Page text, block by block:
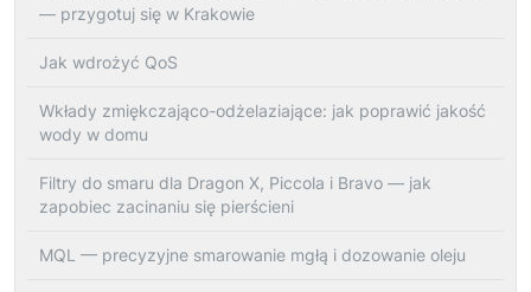
— przygotuj się w Krakowie
Jak wdrożyć QoS
Wkłady zmiękczająco-odżelaziające: jak poprawić jakość
wody w domu
Filtry do smaru dla Dragon X, Piccola i Bravo — jak
zapobiec zacinaniu się pierścieni
MQL — precyzyjne smarowanie mgłą i dozowanie oleju